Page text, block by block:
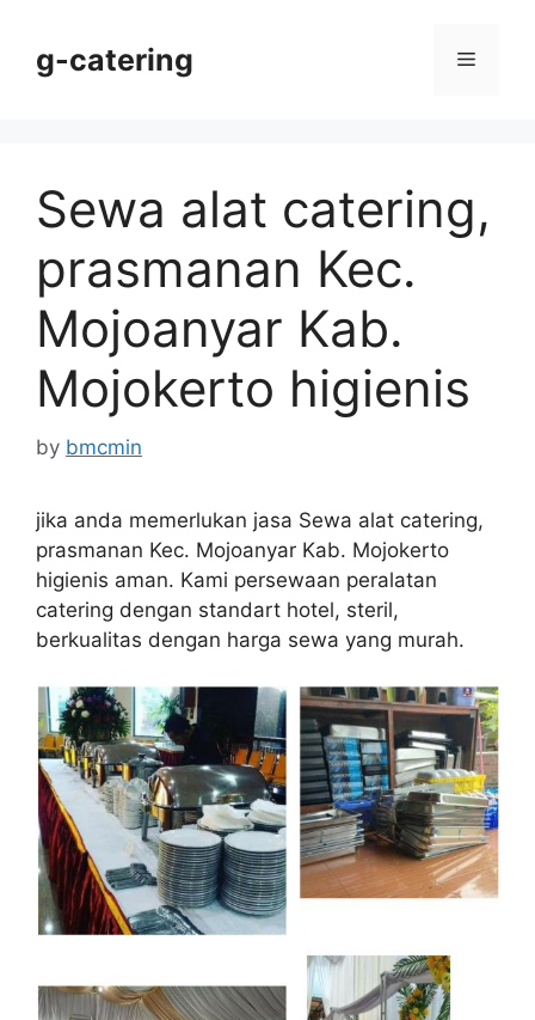
contentg-catering Menu
Sewa alat catering,
prasmanan Kec.
Mojoanyar Kab.
Mojokerto higienis
by bmcmin
jika anda memerlukan jasa Sewa alat catering,
prasmanan Kec. Mojoanyar Kab. Mojokerto
higienis aman. Kami persewaan peralatan
catering dengan standart hotel, steril,
berkualitas dengan harga sewa yang murah.